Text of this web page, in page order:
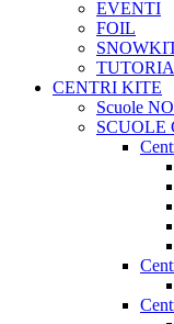
EVENTI
FOIL
CENTRI KITE
Scuole
SCUOLE